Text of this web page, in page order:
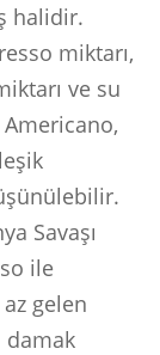
halidir.
miktarı,
ve su
Savaşı
ile
gelen
damak